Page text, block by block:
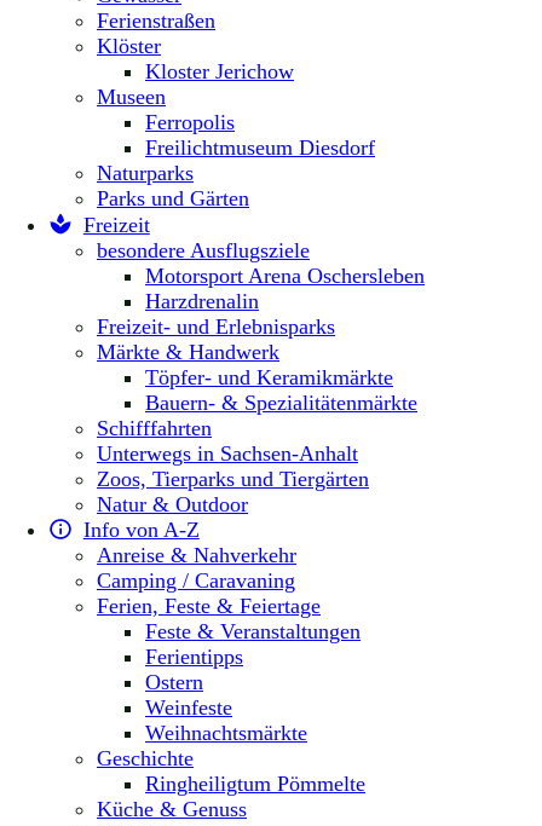
Ferienstraßen
Klöster
Kloster Jerichow
Museen
Ferropolis
Freilichtmuseum Diesdorf
Naturparks
Parks und Gärten
Freizeit
besondere Ausflugsziele
Motorsport Arena Oschersleben
Harzdrenalin
Freizeit- und Erlebnisparks
Märkte & Handwerk
Töpfer- und Keramikmärkte
Bauern- & Spezialitätenmärkte
Schifffahrten
Unterwegs in Sachsen-Anhalt
Zoos, Tierparks und Tiergärten
Natur & Outdoor
Info von A-Z
Anreise & Nahverkehr
Camping / Caravaning
Ferien, Feste & Feiertage
Feste & Veranstaltungen
Ferientipps
Ostern
Weinfeste
Weihnachtsmärkte
Geschichte
Ringheiligtum Pömmelte
Küche & Genuss